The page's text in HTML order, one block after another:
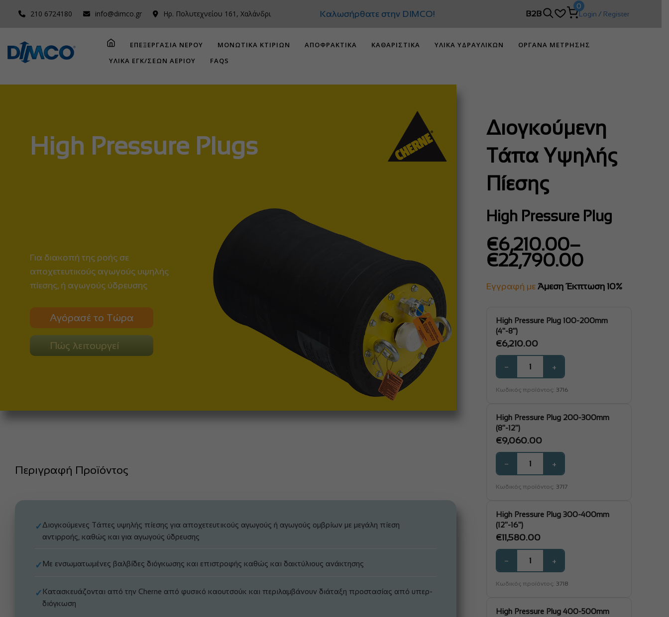
210 6724180 info@dimco.gr Ηρ. Πολυτεχνείου 161, Χαλάνδρι Καλωσήρθατε στην DIMCO! B2B
0
Login / Register
ΕΠΕΞΕΡΓΑΣΙΑ ΝΕΡΟΥ ΜΟΝΩΤΙΚΑ ΚΤΙΡΙΩΝ ΑΠΟΦΡΑΚΤΙΚΑ ΚΑΘΑΡΙΣΤΙΚΑ ΥΛΙΚΑ ΥΔΡΑΥΛΙΚΩΝ
ΟΡΓΑΝΑ ΜΕΤΡΗΣΗΣ
ΥΛΙΚΑ ΕΓΚ/ΣΕΩΝ ΑΕΡΙΟΥ
FAQS
High Pressure Plugs
Για διακοπή της ροής σε
αποχετευτικούς αγωγούς υψηλής
πίεσης, ή αγωγούς ύδρευσης
Αγόρασέ το Τώρα
Πώς λειτουργεί
Περιγραφή Προϊόντος
✓Διογκούμενες Τάπες υψηλής πίεσης για αποχετευτικούς αγωγούς ή αγωγούς ομβρίων με μεγάλη πίεση
αντιρροής, καθώς και για αγωγούς ύδρευσης
✓ Με ενσωματωμένες βαλβίδες διόγκωσης και επιστροφής καθώς και δακτύλιους ανάκτησης
✓ Κατασκευάζονται από την Cherne από φυσικό καουτσούκ και περιλαμβάνουν διάταξη προστασίας από υπερ-
διόγκωση
Διογκούμενη
Τάπα Υψηλής
Πίεσης
High Pressure Plug
€6,210.00–
€22,790.00
Price
range:
€6,210.00
€22,790.00
Εγγραφή με Άμεση Έκπτωση 10%
High Pressure Plug 100-200mm
(4"-8")
€6,210.00
− +
Κωδικός προϊόντος: 3716
High Pressure Plug 200-300mm
(8"-12")
€9,060.00
− +
Κωδικός προϊόντος: 3717
High Pressure Plug 300-400mm
(12"-16")
€11,580.00
− +
Κωδικός προϊόντος: 3718
High Pressure Plug 400-500mm